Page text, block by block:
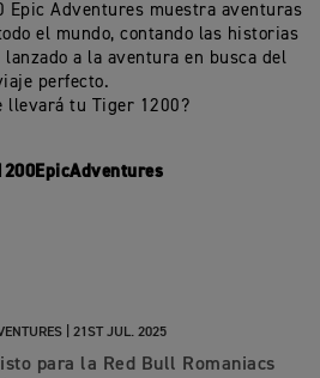
Epic Adventures muestra aventuras
el mundo, contando las historias
lanzado a la aventura en busca del
perfecto.
llevará tu Tiger 1200?
| 21ST JUL. 2025
para la Red Bull Romaniacs